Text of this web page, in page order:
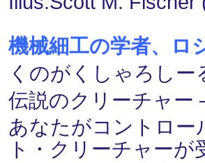
機械細工の学者、
くのがくしゃろし
伝説のクリーチャ
あなたがコントロー
ト・クリーチャー